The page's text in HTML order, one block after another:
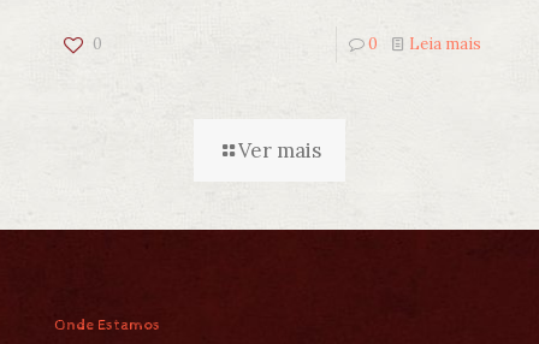
0 0 Leia mais
Ver mais
Onde Estamos